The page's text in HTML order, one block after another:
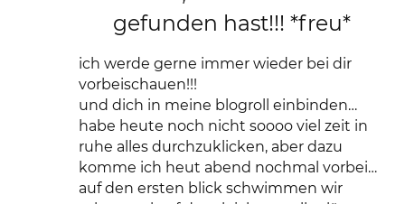
gefunden hast!!! *freu*
ich werde gerne immer wieder bei dir
vorbeischauen!!!
und dich in meine blogroll einbinden…
habe heute noch nicht soooo viel zeit in
ruhe alles durchzuklicken, aber dazu
komme ich heut abend nochmal vorbei…
auf den ersten blick schwimmen wir